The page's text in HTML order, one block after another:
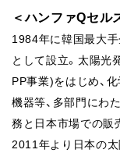
＜ハンファQセル
1984年に韓国最大
として設立。太陽光
PP事業)をはじめ、化
機器等、多部門にわ
務と日本市場での販
2011年より日本の